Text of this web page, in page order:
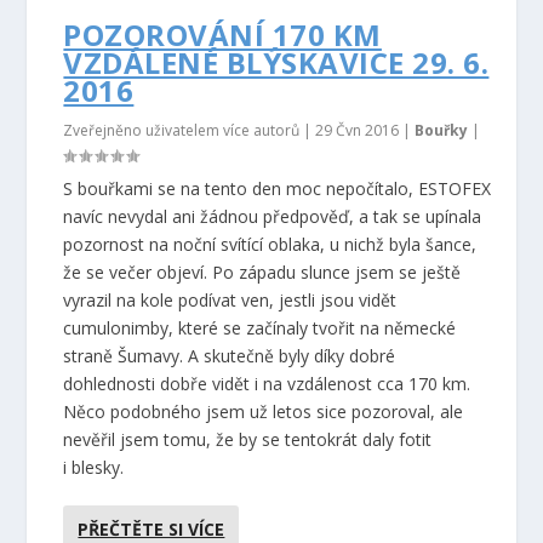
POZOROVÁNÍ 170 KM
VZDÁLENÉ BLÝSKAVICE 29. 6.
2016
Zveřejněno uživatelem více autorů |29 Čvn 2016 | Bouřky |
S bouřkami se na tento den moc nepočítalo, ESTOFEX
navíc nevydal ani žádnou předpověď, a tak se upínala
pozornost na noční svítící oblaka, u nichž byla šance,
že se večer objeví. Po západu slunce jsem se ještě
vyrazil na kole podívat ven, jestli jsou vidět
cumulonimby, které se začínaly tvořit na německé
straně Šumavy. A skutečně byly díky dobré
dohlednosti dobře vidět i na vzdálenost cca 170 km.
Něco podobného jsem už letos sice pozoroval, ale
nevěřil jsem tomu, že by se tentokrát daly fotit
i blesky.
PŘEČTĚTE SI VÍCE